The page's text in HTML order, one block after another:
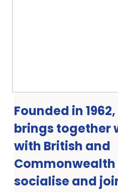
Founded in
brings together
with British and
socialise and